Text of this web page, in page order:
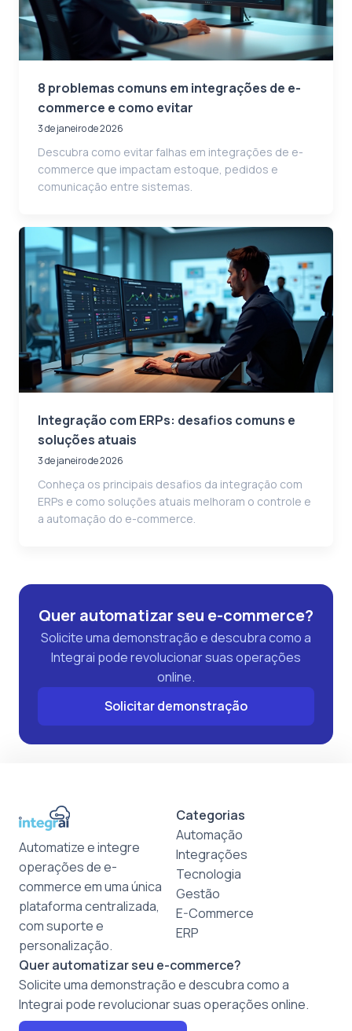
8 problemas comuns em integrações de e-
commerce e como evitar
3 de janeiro de 2026
Descubra como evitar falhas em integrações de e-
commerce que impactam estoque, pedidos e
comunicação entre sistemas.
Integração com ERPs: desafios comuns e
soluções atuais
3 de janeiro de 2026
Conheça os principais desafios da integração com
ERPs e como soluções atuais melhoram o controle e
a automação do e-commerce.
Quer automatizar seu e-commerce?
Solicite uma demonstração e descubra como a
Integrai pode revolucionar suas operações
online.
Solicitar demonstração
Automatize e integre
operações de e-
commerce em uma única
plataforma centralizada,
com suporte e
personalização.
Categorias
Automação
Integrações
Tecnologia
Gestão
E-Commerce
ERP
Quer automatizar seu e-commerce?
Solicite uma demonstração e descubra como a
Integrai pode revolucionar suas operações online.